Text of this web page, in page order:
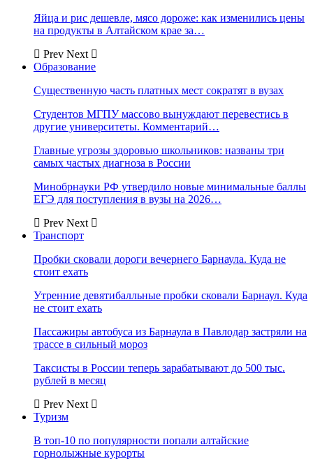
Яйца и рис дешевле, мясо дороже: как изменились цены
на продукты в Алтайском крае за…
Prev Next
Образование
Существенную часть платных мест сократят в вузах
Студентов МГПУ массово вынуждают перевестись в
другие университеты. Комментарий…
Главные угрозы здоровью школьников: названы три
самых частых диагноза в России
Минобрнауки РФ утвердило новые минимальные баллы
ЕГЭ для поступления в вузы на 2026…
Prev Next
Транспорт
Пробки сковали дороги вечернего Барнаула. Куда не
стоит ехать
Утренние девятибалльные пробки сковали Барнаул. Куда
не стоит ехать
Пассажиры автобуса из Барнаула в Павлодар застряли на
трассе в сильный мороз
Таксисты в России теперь зарабатывают до 500 тыс.
рублей в месяц
Prev Next
Туризм
В топ-10 по популярности попали алтайские
горнолыжные курорты